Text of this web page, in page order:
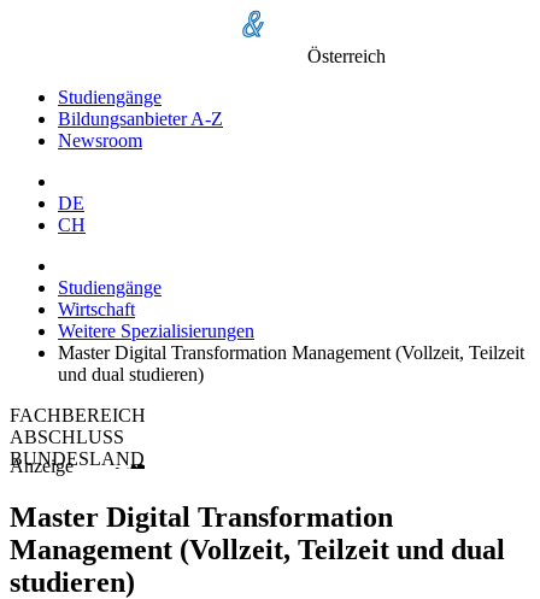
Österreich
Studiengänge
Bildungsanbieter A-Z
Newsroom
DE
CH
Studiengänge
Wirtschaft
Weitere Spezialisierungen
Master Digital Transformation Management (Vollzeit, Teilzeit
und dual studieren)
FACHBEREICH
ABSCHLUSS
BUNDESLAND
Anzeige
Master Digital Transformation
Management (Vollzeit, Teilzeit und dual
studieren)